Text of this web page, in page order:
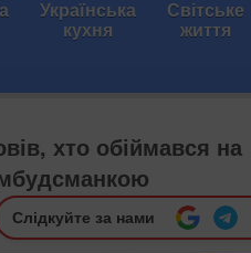
Українська
кухня
Світське
життя
хто обіймався на
Слідкуйте за нами